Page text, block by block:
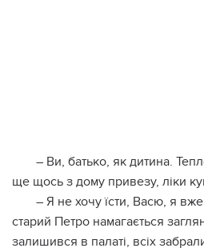
– Ви, батько, як дитина.
ще щось з дому привезу, ліки
– Я не хочу їсти, Васю, я
старий Петро намагається
залишився в палаті, всіх